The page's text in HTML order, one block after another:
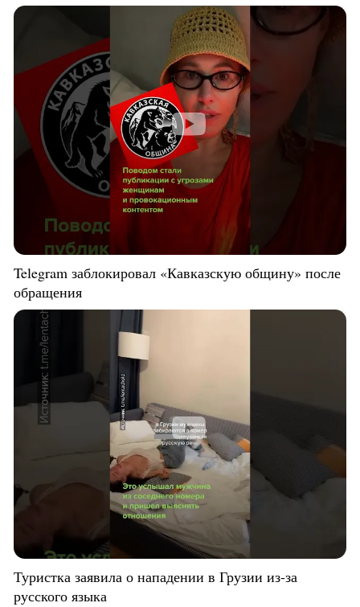
Telegram заблокировал «Кавказскую общину» после
обращения
Туристка заявила о нападении в Грузии из-за
русского языка